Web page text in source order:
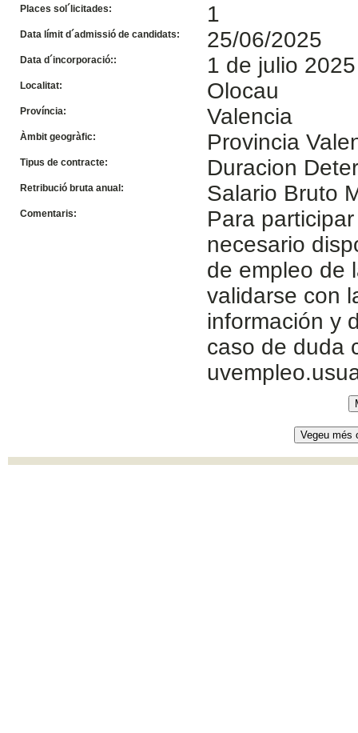
Places sol´licitades: 1
Data límit d´admissió de candidats: 25/06/2025
Data d´incorporació:: 1 de julio 2025
Localitat: Olocau
Província: Valencia
Àmbit geogràfic: Provincia
Tipus de contracte: Duracion
Retribució bruta anual: Salario Bruto
Comentaris:
Para
necesario
de empleo de
validarse con
información y
caso de duda